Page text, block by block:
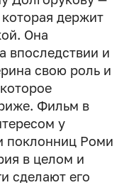
держит
Она
впоследствии и
свою роль и
Фильм в
у
поклонниц Роми
в целом и
сделают его